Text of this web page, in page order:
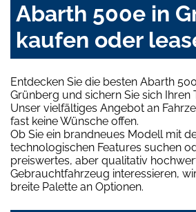
Abarth 500e in
kaufen oder
Entdecken Sie die besten Abarth
Grünberg und sichern Sie sich Ihren
Unser vielfältiges Angebot an
fast keine Wünsche offen.
Ob Sie ein brandneues Modell mit
technologischen Features suchen
preiswertes, aber qualitativ
Gebrauchtfahrzeug interessieren,
breite Palette an Optionen.